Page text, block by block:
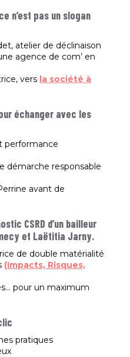
n’est pas un slogan
atelier de déclinaison
agence de com’ en
vers la société à
échanger avec les
performance
démarche responsable
avant de
CSRD d’un bailleur
et Laëtitia Jarny.
de double matérialité
(Impacts, Risques,
pour un maximum
pratiques